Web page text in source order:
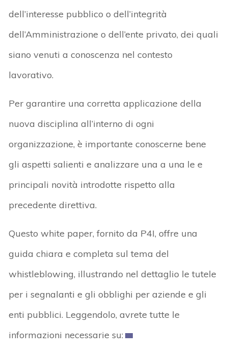
dell’interesse pubblico o dell’integrità
dell’Amministrazione o dell’ente privato, dei quali
siano venuti a conoscenza nel contesto
lavorativo.
Per garantire una corretta applicazione della
nuova disciplina all’interno di ogni
organizzazione, è importante conoscerne bene
gli aspetti salienti e analizzare una a una le e
principali novità introdotte rispetto alla
precedente direttiva.
Questo white paper, fornito da P4I, offre una
guida chiara e completa sul tema del
whistleblowing, illustrando nel dettaglio le tutele
per i segnalanti e gli obblighi per aziende e gli
enti pubblici. Leggendolo, avrete tutte le
informazioni necessarie su: